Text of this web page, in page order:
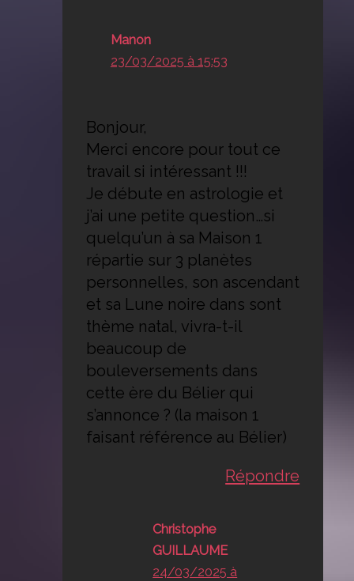
Manon
23/03/2025 à 15:53
Bonjour,
Merci encore pour tout ce
travail si intéressant !!!
Je débute en astrologie et
j’ai une petite question…si
quelqu’un à sa Maison 1
répartie sur 3 planètes
personnelles, son ascendant
et sa Lune noire dans sont
thème natal, vivra-t-il
beaucoup de
bouleversements dans
cette ère du Bélier qui
s’annonce ? (la maison 1
faisant référence au Bélier)
Répondre
Christophe
GUILLAUME
24/03/2025 à